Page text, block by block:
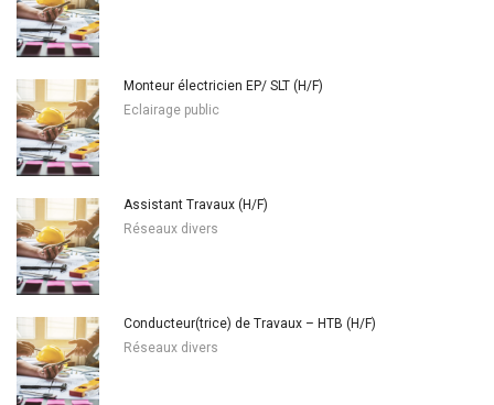
Monteur électricien EP/ SLT (H/F)
Eclairage public
Assistant Travaux (H/F)
Réseaux divers
Conducteur(trice) de Travaux – HTB (H/F)
Réseaux divers